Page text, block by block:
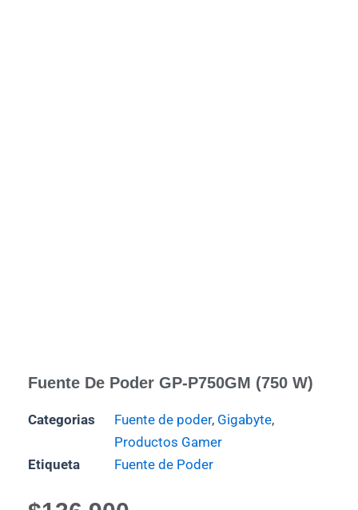
Fuente De Poder GP-P750GM (750 W)
Categorias Fuente de poder, Gigabyte,
Productos Gamer
Etiqueta
Fuente de Poder